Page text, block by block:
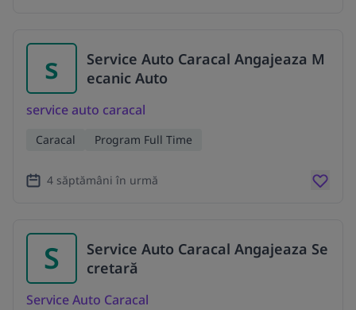
s
Service Auto Caracal Angajeaza M
ecanic Auto
service auto caracal
Caracal Program Full Time
4 săptămâni în urmă
S
Service Auto Caracal Angajeaza Se
cretară
Service Auto Caracal